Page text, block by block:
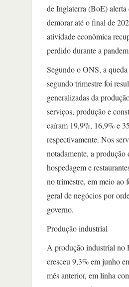
de Inglaterra (BoE) alerta
demorar até o final de
atividade econômica
perdido durante a
Segundo o ONS, a
segundo trimestre foi
generalizadas da
serviços, produção e
caíram 19,9%, 16,9% e
respectivamente. Nos
notadamente, a produção
hospedagem e
no trimestre, em meio ao
geral de negócios por
governo.
Produção industrial
A produção industrial no
cresceu 9,3% em junho
mês anterior, em linha